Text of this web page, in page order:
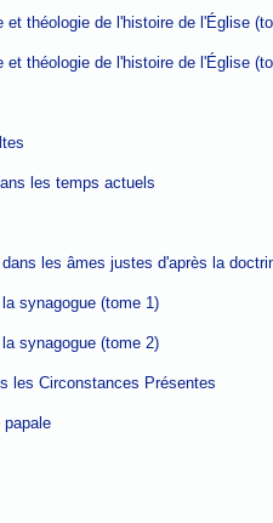
et théologie de l'histoire de l'Église
et théologie de l'histoire de l'Église
les temps actuels
les âmes justes d'après la
synagogue (tome 1)
synagogue (tome 2)
les Circonstances Présentes
papale